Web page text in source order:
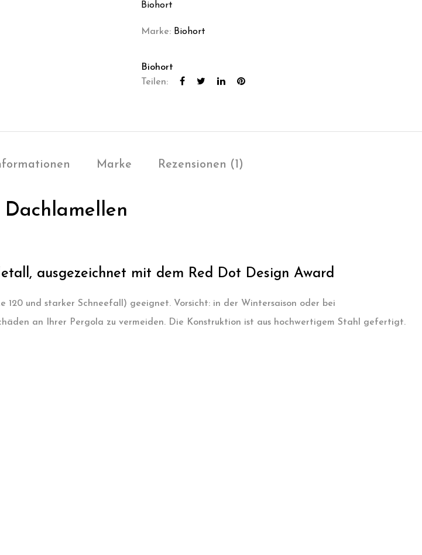
Biohort
Marke: Biohort
Biohort
Teilen:
Marke Rezensionen (1)
ausgezeichnet mit dem Red Dot Design Award
und starker Schneefall) geeignet. Vorsicht: in der Wintersaison oder bei
an Ihrer Pergola zu vermeiden. Die Konstruktion ist aus hochwertigem Stahl gefertigt.